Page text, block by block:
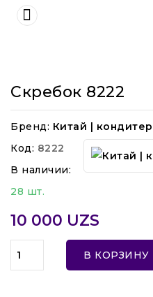
Скребок 8222
Бренд: Китай |
Код: 8222
В наличии:
28 шт.
10 000 UZS
В КОРЗИНУ